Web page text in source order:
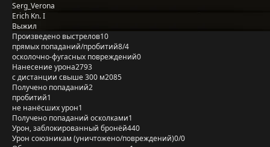
Serg_Verona
Erich Kn. I
Выжил
Произведено выстрелов10
прямых попаданий/пробитий8/4
осколочно-фугасных повреждений0
Нанесение урона2793
с дистанции свыше 300 м2085
Получено попаданий2
пробитий1
не нанёсших урон1
Получено попаданий осколками1
Урон, заблокированный бронёй440
Урон союзникам (уничтожено/повреждений)0/0